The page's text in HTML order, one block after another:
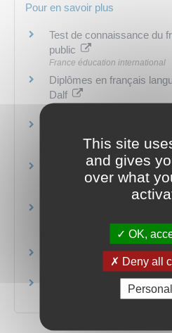
Pour en savoir plus
Test de connaissance du
public
France éducation international
Diplômes en français
Dalf
Ministère chargé de
recherche
Formations et diplômes
Ministère chargé de
France éducation international
Site France Alumni
Agence Campus France
Site campusfrance.org
Agence Campus France
This site
and gives
over what
OK,
Deny all